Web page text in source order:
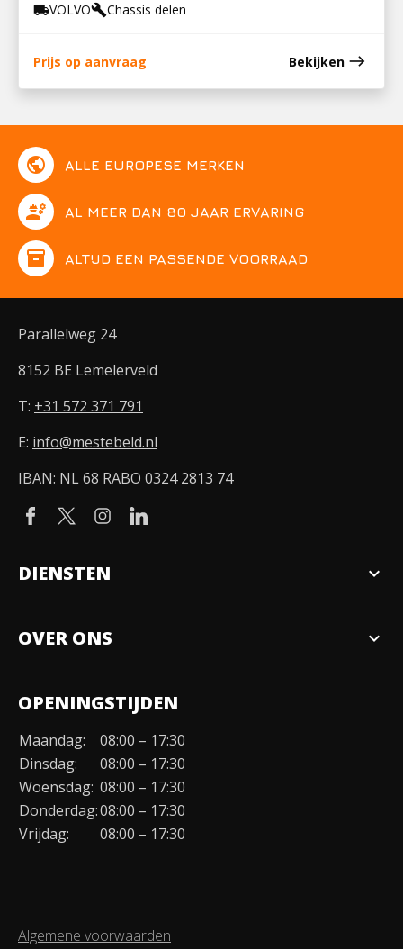
local_shippingVOLVObuildChassis delen
Prijs op aanvraag Bekijken east
public ALLE EUROPESE MERKEN
engineering AL MEER DAN 80 JAAR ERVARING
inventory ALTIJD EEN PASSENDE VOORRAAD
Parallelweg 24
8152 BE Lemelerveld
T: +31 572 371 791
E: info@mestebeld.nl
IBAN: NL 68 RABO 0324 2813 74
DIENSTEN expand_more
OVER ONS expand_more
Organisatie
Duurzaamheid
Werken bij
Contact
OPENINGSTIJDEN
Maandag:
08:00 – 17:30
Dinsdag:
08:00 – 17:30
Woensdag: 08:00 – 17:30
Donderdag:08:00 – 17:30
Vrijdag:
08:00 – 17:30
Algemene voorwaarden